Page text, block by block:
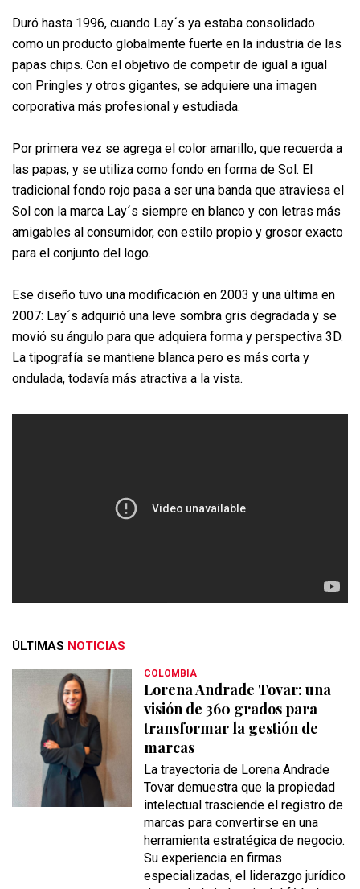
Duró hasta 1996, cuando Lay´s ya estaba consolidado
como un producto globalmente fuerte en la industria de las
papas chips. Con el objetivo de competir de igual a igual
con Pringles y otros gigantes, se adquiere una imagen
corporativa más profesional y estudiada.
Por primera vez se agrega el color amarillo, que recuerda a
las papas, y se utiliza como fondo en forma de Sol. El
tradicional fondo rojo pasa a ser una banda que atraviesa el
Sol con la marca Lay´s siempre en blanco y con letras más
amigables al consumidor, con estilo propio y grosor exacto
para el conjunto del logo.
Ese diseño tuvo una modificación en 2003 y una última en
2007: Lay´s adquirió una leve sombra gris degradada y se
movió su ángulo para que adquiera forma y perspectiva 3D.
La tipografía se mantiene blanca pero es más corta y
ondulada, todavía más atractiva a la vista.
ÚLTIMAS NOTICIAS
COLOMBIA
Lorena Andrade Tovar: una
visión de 360 grados para
transformar la gestión de
marcas
La trayectoria de Lorena Andrade
Tovar demuestra que la propiedad
intelectual trasciende el registro de
marcas para convertirse en una
herramienta estratégica de negocio.
Su experiencia en firmas
especializadas, el liderazgo jurídico